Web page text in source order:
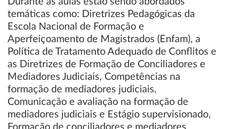
temáticas como: Diretrizes Pedagógicas da
Escola Nacional de Formação e
Aperfeiçoamento de Magistrados (Enfam), a
Política de Tratamento Adequado de Conflitos e
as Diretrizes de Formação de Conciliadores e
Mediadores Judiciais, Competências na
formação de mediadores judiciais,
Comunicação e avaliação na formação de
mediadores judiciais e Estágio supervisionado,
Formação de conciliadores e mediadores